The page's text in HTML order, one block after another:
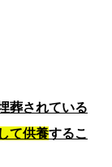
葬されている
て供養するこ